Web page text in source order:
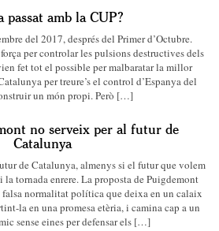
passat amb la CUP?
del 2017, després del Primer d’Octubre.
per controlar les pulsions destructives dels
fet tot el possible per malbaratar la millor
per treure’s el control d’Espanya del
un món propi. Però […]
no serveix per al futur de
Catalunya
de Catalunya, almenys si el futur que volem
la tornada enrere. La proposta de Puigdemont
falsa normalitat política que deixa en un calaix
la en una promesa etèria, i camina cap a un
sense eines per defensar els […]